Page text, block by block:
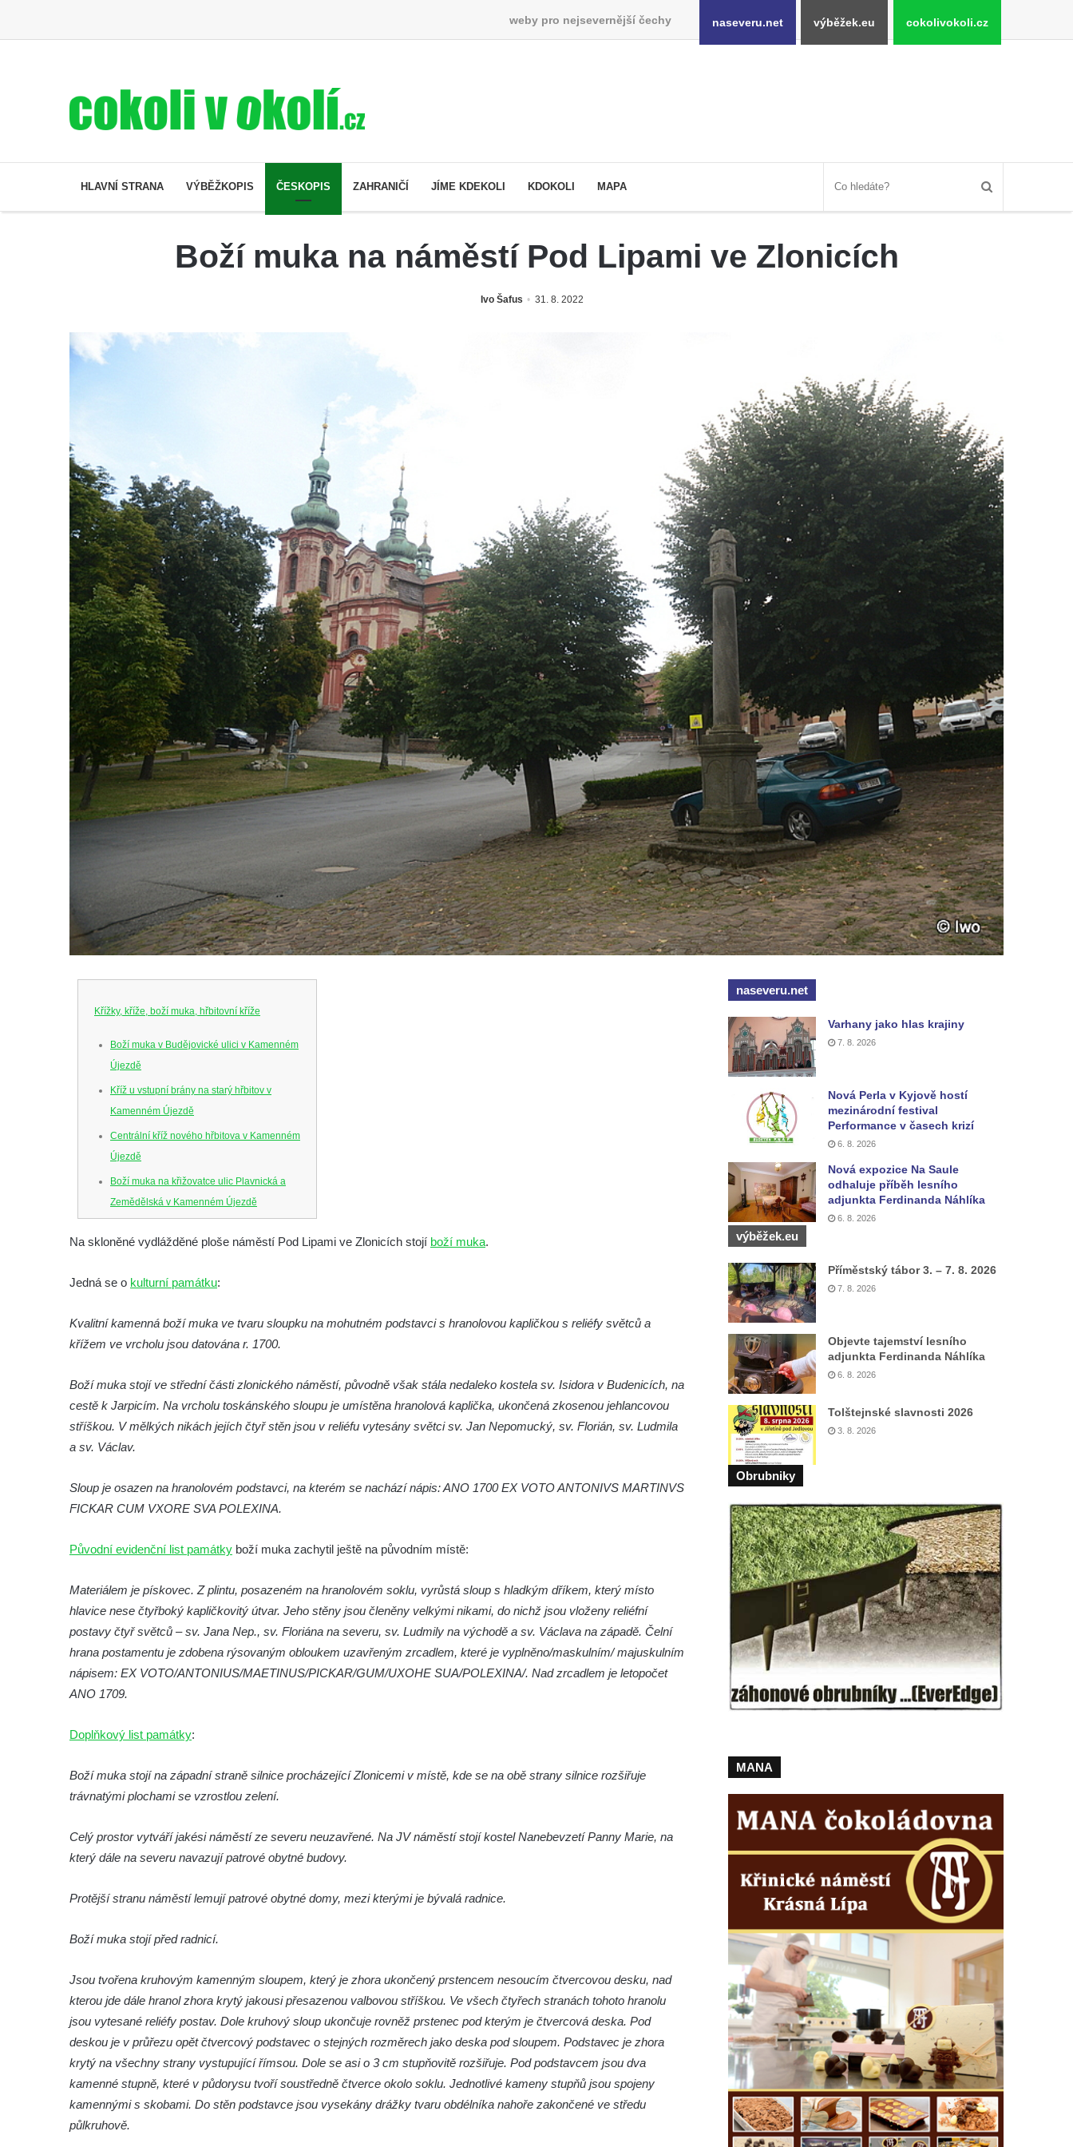
weby pro nejsevernější čechy naseveru.net výběžek.eu cokolivokoli.cz
HLAVNÍ STRANA VÝBĚŽKOPIS ČESKOPIS ZAHRANIČÍ JÍME KDEKOLI KDOKOLI MAPA
Boží muka na náměstí Pod Lipami ve Zlonicích
Ivo Šafus 31. 8. 2022
Křížky, kříže, boží muka, hřbitovní kříže
Boží muka v Budějovické ulici v Kamenném
Újezdě
Kříž u vstupní brány na starý hřbitov v
Kamenném Újezdě
Centrální kříž nového hřbitova v Kamenném
Újezdě
Boží muka na křižovatce ulic Plavnická a
Zemědělská v Kamenném Újezdě
v Kamenném Újezdě
v Kamenném Újezdě
Kříž v Dělnické ulici v Kamenném Újezdě
Boží muka na křižovatce ulic Latrán a K
Centrální kříž hřbitova ve Velešíně
Kříž u kostela svatého Václava ve Velešíně
Kříž u fary v Římově
Kříž u lípy Jana Gurreho v Římově
Kříž na návsi v Dolním Třeboníně
Kříž poblíž domu čp. 169 v Plavu
Kříž na návsi v Plavu
Boží muka v Plavu
Kříž na rozcestí u domu čp. 283 v Dolním
Görnerův kříž u silnice č. 264 v Dolním
Podluží
Údajný kříž u domu čp. 283 ve Chřibské
Kříž na návsi v Bukolu
Kříž u silnice z Chouče do Mirošovic
Kříž na rozcestí v Záluží
Kříž v ulici V Zátiší v Dobříni
Boží muka u domu čp. 392 na rohu ulic Na
Hradčanech a Palackého v Roudnici nad
Labem
Kříž v centru Liběšic
Na skloněné vydlážděné ploše náměstí Pod Lipami ve Zlonicích stojí boží muka.
Jedná se o kulturní památku:
Kvalitní kamenná boží muka ve tvaru sloupku na mohutném podstavci s hranolovou kapličkou s reliéfy světců a
křížem ve vrcholu jsou datována r. 1700.
Boží muka stojí ve střední části zlonického náměstí, původně však stála nedaleko kostela sv. Isidora v Budenicích, na
cestě k Jarpicím. Na vrcholu toskánského sloupu je umístěna hranolová kaplička, ukončená zkosenou jehlancovou
stříškou. V mělkých nikách jejích čtyř stěn jsou v reliéfu vytesány světci sv. Jan Nepomucký, sv. Florián, sv. Ludmila
a sv. Václav.
Sloup je osazen na hranolovém podstavci, na kterém se nachází nápis: ANO 1700 EX VOTO ANTONIVS MARTINVS
FICKAR CUM VXORE SVA POLEXINA.
Původní evidenční list památky boží muka zachytil ještě na původním místě:
Materiálem je pískovec. Z plintu, posazeném na hranolovém soklu, vyrůstá sloup s hladkým dříkem, který místo
hlavice nese čtyřboký kapličkovitý útvar. Jeho stěny jsou členěny velkými nikami, do nichž jsou vloženy reliéfní
postavy čtyř světců – sv. Jana Nep., sv. Floriána na severu, sv. Ludmily na východě a sv. Václava na západě. Čelní
hrana postamentu je zdobena rýsovaným obloukem uzavřeným zrcadlem, které je vyplněno/maskulním/ majuskulním
nápisem: EX VOTO/ANTONIUS/MAETINUS/PICKAR/GUM/UXOHE SUA/POLEXINA/. Nad zrcadlem je letopočet
ANO 1709.
Doplňkový list památky:
Boží muka stojí na západní straně silnice procházející Zlonicemi v místě, kde se na obě strany silnice rozšiřuje
trávnatými plochami se vzrostlou zelení.
Celý prostor vytváří jakési náměstí ze severu neuzavřené. Na JV náměstí stojí kostel Nanebevzetí Panny Marie, na
který dále na severu navazují patrové obytné budovy.
Protější stranu náměstí lemují patrové obytné domy, mezi kterými je bývalá radnice.
Boží muka stojí před radnicí.
Jsou tvořena kruhovým kamenným sloupem, který je zhora ukončený prstencem nesoucím čtvercovou desku, nad
kterou jde dále hranol zhora krytý jakousi přesazenou valbovou stříškou. Ve všech čtyřech stranách tohoto hranolu
jsou vytesané reliéfy postav. Dole kruhový sloup ukončuje rovněž prstenec pod kterým je čtvercová deska. Pod
deskou je v průřezu opět čtvercový podstavec o stejných rozměrech jako deska pod sloupem. Podstavec je zhora
krytý na všechny strany vystupující římsou. Dole se asi o 3 cm stupňovitě rozšiřuje. Pod podstavcem jsou dva
kamenné stupně, které v půdorysu tvoří soustředně čtverce okolo soklu. Jednotlivé kameny stupňů jsou spojeny
kamennými s skobami. Do stěn podstavce jsou vysekány drážky tvaru obdélníka nahoře zakončené ve středu
půlkruhově.
naseveru.net
Varhany jako hlas krajiny
7. 8. 2026
Nová Perla v Kyjově hostí
mezinárodní festival
Performance v časech krizí
6. 8. 2026
Nová expozice Na Saule
odhaluje příběh lesního
adjunkta Ferdinanda Náhlíka
6. 8. 2026
výběžek.eu
Příměstský tábor 3. – 7. 8. 2026
7. 8. 2026
Objevte tajemství lesního
adjunkta Ferdinanda Náhlíka
6. 8. 2026
Tolštejnské slavnosti 2026
3. 8. 2026
Obrubniky
MANA